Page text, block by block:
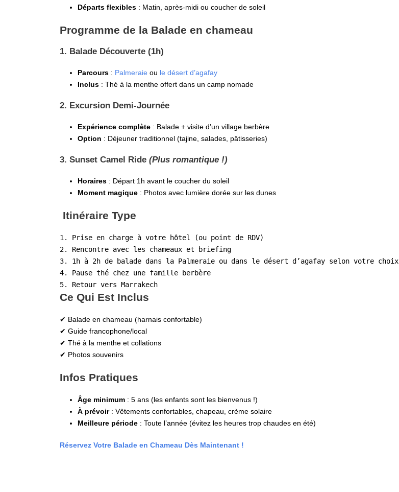
Départs flexibles : Matin, après-midi ou coucher de soleil
Programme de la Balade en chameau
1. Balade Découverte (1h)
Parcours : Palmeraie ou le désert d’agafay
Inclus : Thé à la menthe offert dans un camp nomade
2. Excursion Demi-Journée
Expérience complète : Balade + visite d’un village berbère
Option : Déjeuner traditionnel (tajine, salades, pâtisseries)
3. Sunset Camel Ride (Plus romantique !)
Horaires : Départ 1h avant le coucher du soleil
Moment magique : Photos avec lumière dorée sur les dunes
Itinéraire Type
1. Prise en charge à votre hôtel (ou point de RDV)
2. Rencontre avec les chameaux et briefing
3. 1h à 2h de balade dans la Palmeraie ou dans le désert d’agafay selon votre choix
4. Pause thé chez une famille berbère
5. Retour vers Marrakech
Ce Qui Est Inclus
✔ Balade en chameau (harnais confortable)
✔ Guide francophone/local
✔ Thé à la menthe et collations
✔ Photos souvenirs
Infos Pratiques
Âge minimum : 5 ans (les enfants sont les bienvenus !)
À prévoir: Vêtements confortables, chapeau, crème solaire
Meilleure période : Toute l’année (évitez les heures trop chaudes en été)
Réservez Votre Balade en Chameau Dès Maintenant !